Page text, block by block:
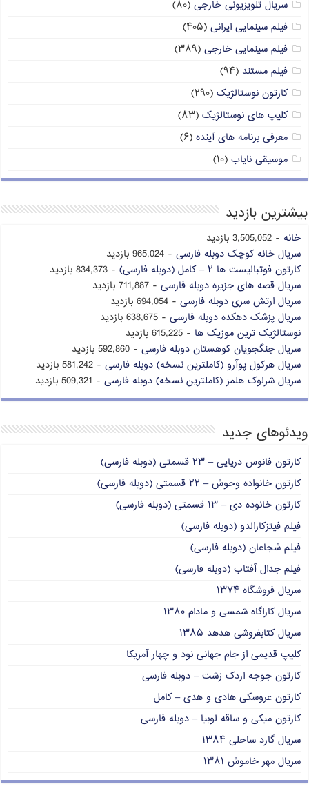
سریال تلویزیونی خارجی (۸۰)
فیلم سینمایی ایرانی (۴۰۵)
فیلم سینمایی خارجی (۳۸۹)
فیلم مستند (۹۴)
کارتون نوستالژیک (۲۹۰)
کلیپ های نوستالژیک (۸۳)
معرفی برنامه های آینده (۶)
موسیقی نایاب (۱۰)
بیشترین بازدید
خانه - 3,505,052 بازدید
سریال خانه کوچک دوبله فارسی - 965,024 بازدید
کارتون فوتبالیست ها ۲ – کامل (دوبله فارسی)
- 834,373 بازدید
سریال قصه های جزیره دوبله فارسی - 711,887 بازدید
سریال ارتش سری دوبله فارسی - 694,054 بازدید
سریال پزشک دهکده دوبله فارسی - 638,675 بازدید
نوستالژیک ترین موزیک ها - 615,225 بازدید
سریال جنگجویان کوهستان دوبله فارسی - 592,860 بازدید
سریال هرکول پوآرو (کاملترین نسخه) دوبله فارسی - 581,242 بازدید
سریال شرلوک هلمز (کاملترین نسخه) دوبله فارسی - 509,321 بازدید
ویدئوهای جدید
کارتون فانوس دریایی – ۲۳ قسمتی (دوبله فارسی)
کارتون خانواده وحوش – ۲۲ قسمتی (دوبله فارسی)
کارتون خانوده دی – ۱۳ قسمتی (دوبله فارسی)
فیلم فیتزکارالدو (دوبله فارسی)
فیلم شجاعان (دوبله فارسی)
فیلم جدال آفتاب (دوبله فارسی)
سریال فروشگاه ۱۳۷۴
سریال کاراگاه شمسی و مادام ۱۳۸۰
سریال کتابفروشی هدهد ۱۳۸۵
کلیپ قدیمی از جام جهانی نود و چهار آمریکا
کارتون جوجه اردک زشت – دوبله فارسی
کارتون عروسکی هادی و هدی – کامل
کارتون میکی و ساقه لوبیا – دوبله فارسی
سریال گارد ساحلی ۱۳۸۴
سریال مهر خاموش ۱۳۸۱